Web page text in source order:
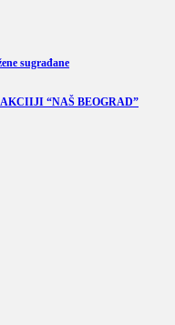
sugrađane
“NAŠ BEOGRAD”